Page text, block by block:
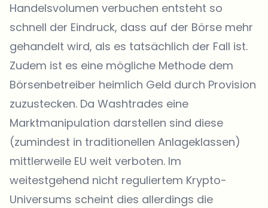
Handelsvolumen verbuchen entsteht so
schnell der Eindruck, dass auf der Börse mehr
gehandelt wird, als es tatsächlich der Fall ist.
Zudem ist es eine mögliche Methode dem
Börsenbetreiber heimlich Geld durch Provision
zuzustecken. Da Washtrades eine
Marktmanipulation darstellen sind diese
(zumindest in traditionellen Anlageklassen)
mittlerweile EU weit verboten. Im
weitestgehend nicht reguliertem Krypto-
Universums scheint dies allerdings die